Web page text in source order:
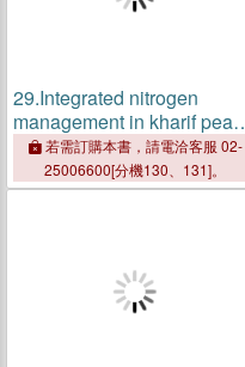
29.Integrated nitrogen
management in kharif pearl
millet若需訂購本書，請電洽客服 02-
25006600[分機130、131]。